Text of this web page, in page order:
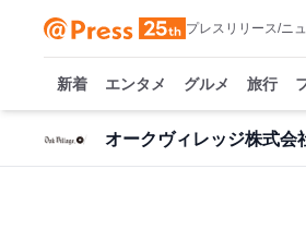
プレスリリース/ニ
新着 エンタメ グルメ 旅行
オークヴィレッジ株式会